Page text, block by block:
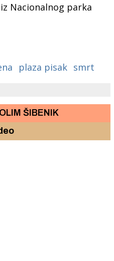
Nacionalnog parka
plaza pisak smrt
ŠIBENIK